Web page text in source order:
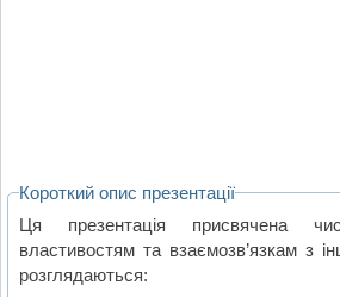
Короткий опис презентації
Ця презентація присвячена
властивостям та взаємозв’язкам з
розглядаються: